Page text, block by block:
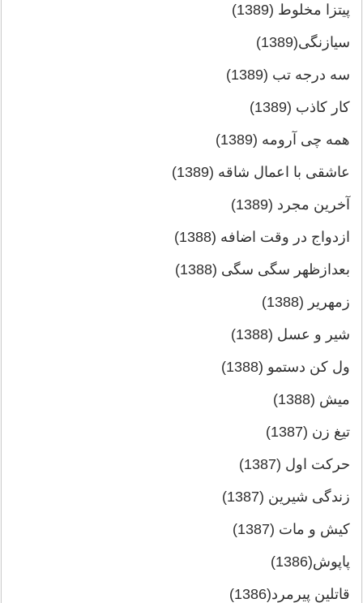
پیتزا مخلوط (1389)
سیازنگی(1389)
سه درجه تب (1389)
کار کاذب (1389)
همه چی آرومه (1389)
عاشقی با اعمال شاقه (1389)
آخرین مجرد (1389)
ازدواج در وقت اضافه (1388)
بعدازظهر سگی سگی (1388)
زمهریر (1388)
شیر و عسل (1388)
ول کن دستمو (1388)
میش (1388)
تیغ زن (1387)
حرکت اول (1387)
زندگی شیرین (1387)
کیش و مات (1387)
پاپوش(1386)
قاتلین پیرمرد(1386)